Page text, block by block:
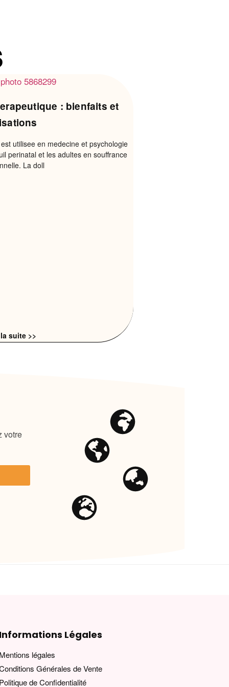
: bienfaits et
utilisee en medecine et psychologie
perinatal et les adultes en souffrance
La doll
suite >>
votre
Informations Légales
Mentions légales
Générales de Vente
Politique de Confidentialité